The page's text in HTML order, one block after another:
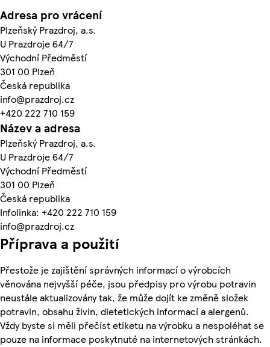
Adresa pro vrácení
Plzeňský Prazdroj, a.s.
U Prazdroje 64/7
Východní Předměstí
301 00 Plzeň
Česká republika
info@prazdroj.cz
+420 222 710 159
Název a adresa
Plzeňský Prazdroj, a.s.
U Prazdroje 64/7
Východní Předměstí
301 00 Plzeň
Česká republika
Infolinka: +420 222 710 159
info@prazdroj.cz
Příprava a použití
Přestože je zajištění správných informací o výrobcích
věnována nejvyšší péče, jsou předpisy pro výrobu potravin
neustále aktualizovány tak, že může dojít ke změně složek
potravin, obsahu živin, dietetických informací a alergenů.
Vždy byste si měli přečíst etiketu na výrobku a nespoléhat se
pouze na informace poskytnuté na internetových stránkách.